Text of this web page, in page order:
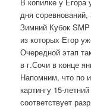
дня соревнований,
Зимний Кубок
из которых Егор
Очередной этап
в г.Сочи в конце
Напомним, что по
картингу 15-
соответствует